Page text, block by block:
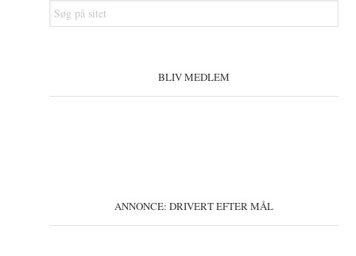
Søg
på
BLIV MEDLEM
ANNONCE: DRIVERT EFTER MÅL